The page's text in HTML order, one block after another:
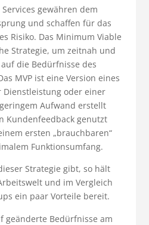
gewähren dem
und schaffen für das
Risiko. Das Minimum Viable
Strategie, um zeitnah und
die Bedürfnisse des
MVP ist eine Version eines
Dienstleistung oder einer
Aufwand erstellt
Kundenfeedback genutzt
ersten „brauchbaren“
Funktionsumfang.
Strategie gibt, so hält
und im Vergleich
ein paar Vorteile bereit.
geänderte Bedürfnisse am